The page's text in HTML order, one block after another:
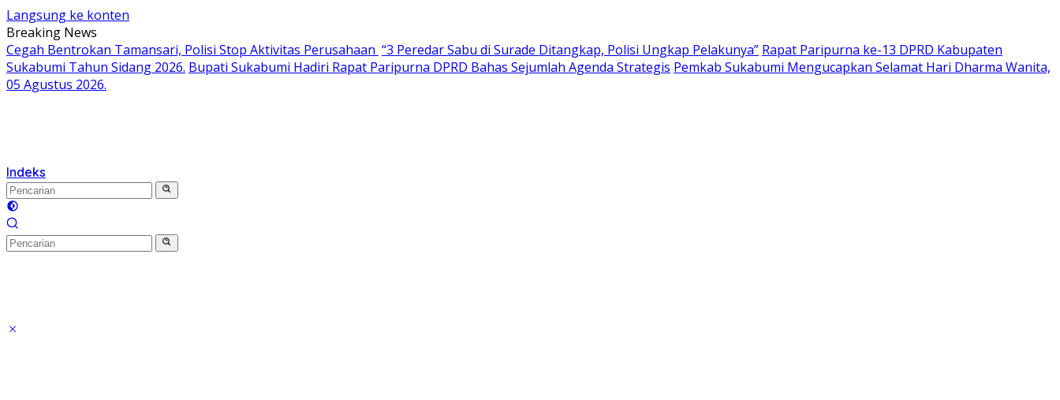
Langsung ke konten
Breaking News
Cegah Bentrokan Tamansari, Polisi Stop Aktivitas Perusahaan “3 Peredar Sabu di Surade Ditangkap, Polisi Ungkap Pelakunya” Rapat Paripurna ke-13 DPRD Kabupaten
Sukabumi Tahun Sidang 2026. Bupati Sukabumi Hadiri Rapat Paripurna DPRD Bahas Sejumlah Agenda Strategis Pemkab Sukabumi Mengucapkan Selamat Hari Dharma Wanita,
05 Agustus 2026.
Indeks